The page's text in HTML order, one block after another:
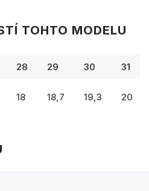
TOHTO MODELU
28 29 30 31
18 18,7 19,3 20